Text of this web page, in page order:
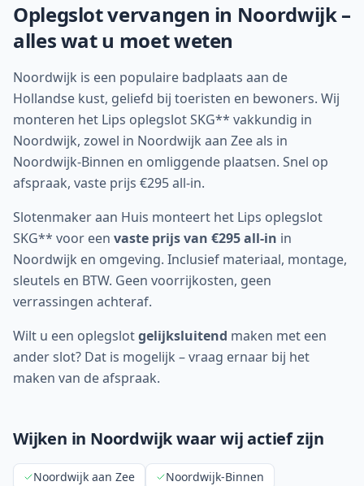
Oplegslot vervangen in Noordwijk–
alles wat u moet weten
Noordwijk is een populaire badplaats aan de
Hollandse kust, geliefd bij toeristen en bewoners. Wij
monteren het Lips oplegslot SKG** vakkundig in
Noordwijk, zowel in Noordwijk aan Zee als in
Noordwijk-Binnen en omliggende plaatsen. Snel op
afspraak, vaste prijs €295 all-in.
Slotenmaker aan Huis monteert het Lips oplegslot
SKG** voor een vaste prijs van €295 all-in in
Noordwijk en omgeving. Inclusief materiaal, montage,
sleutels en BTW. Geen voorrijkosten, geen
verrassingen achteraf.
Wilt u een oplegslotgelijksluitend maken met een
ander slot? Dat is mogelijk – vraag ernaar bij het
maken van de afspraak.
Wijken in Noordwijkwaar wij actief zijn
Noordwijk aan Zee
Noordwijk-Binnen